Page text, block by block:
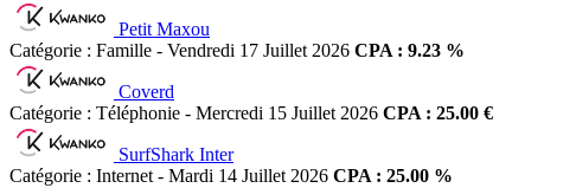
Petit Maxou
Catégorie : Famille - Vendredi 17 Juillet 2026 CPA : 9.23 %
Coverd
Catégorie : Téléphonie - Mercredi 15 Juillet 2026 CPA : 25.00 €
SurfShark Inter
Catégorie : Internet - Mardi 14 Juillet 2026 CPA : 25.00 %